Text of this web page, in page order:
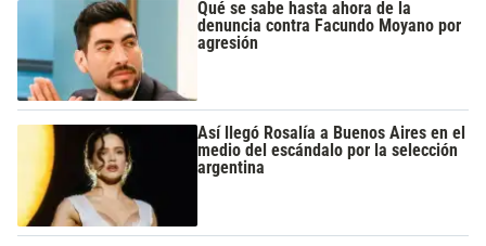
Qué se sabe hasta ahora de la
denuncia contra Facundo Moyano por
agresión
Así llegó Rosalía a Buenos Aires en el
medio del escándalo por la selección
argentina